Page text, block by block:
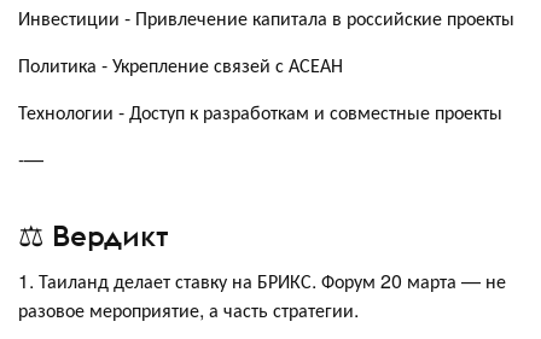
Инвестиции - Привлечение капитала в российские проекты
Политика - Укрепление связей с АСЕАН
Технологии - Доступ к разработкам и совместные проекты
-—
⚖️ Вердикт
1. Таиланд делает ставку на БРИКС. Форум 20 марта — не
разовое мероприятие, а часть стратегии.